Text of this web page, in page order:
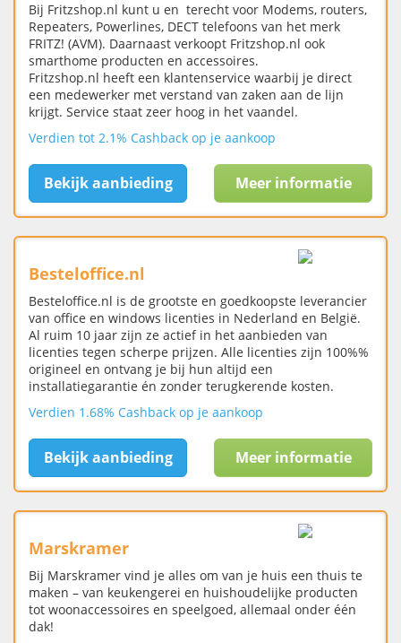
Bij Fritzshop.nl kunt u en terecht voor Modems, routers,
Repeaters, Powerlines, DECT telefoons van het merk
FRITZ! (AVM). Daarnaast verkoopt Fritzshop.nl ook
smarthome producten en accessoires.
Fritzshop.nl heeft een klantenservice waarbij je direct
een medewerker met verstand van zaken aan de lijn
krijgt. Service staat zeer hoog in het vaandel.
Verdien tot 2.1% Cashback op je aankoop
Bekijk aanbieding Meer informatie
Besteloffice.nl
Besteloffice.nl is de grootste en goedkoopste leverancier
van office en windows licenties in Nederland en België.
Al ruim 10 jaar zijn ze actief in het aanbieden van
licenties tegen scherpe prijzen. Alle licenties zijn 100%%
origineel en ontvang je bij hun altijd een
installatiegarantie én zonder terugkerende kosten.
Verdien 1.68% Cashback op je aankoop
Bekijk aanbieding Meer informatie
Marskramer
Bij Marskramer vind je alles om van je huis een thuis te
maken – van keukengerei en huishoudelijke producten
tot woonaccessoires en speelgoed, allemaal onder één
dak!